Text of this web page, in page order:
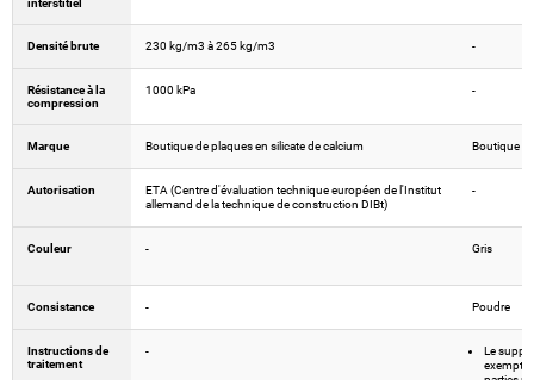
interstitiel
Densité brute 230 kg/m3 à 265 kg/m3 -
Résistance à la
compression
1000 kPa -
Marque Boutique de plaques en silicate de calcium Boutique
Autorisation
ETA (Centre d'évaluation technique européen de l'Institut
allemand de la technique de construction DIBt)
-
Couleur - Gris
Consistance - Poudre
Instructions de
traitement
-
Le
exempt